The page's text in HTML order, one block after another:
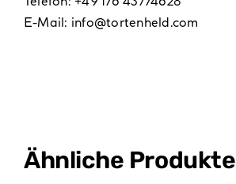
E-Mail: info@tortenheld.com
Ähnliche Produkte